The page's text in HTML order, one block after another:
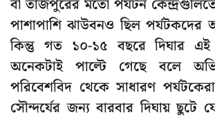
বা তাজপুরের মতো পর্যটন
পাশাপাশি ঝাউবনও ছিল পর্যটকদের
কিন্তু গত ১০-১৫ বছরে দিঘার এই
অনেকটাই পাল্টে গেছে বলে
পরিবেশবিদ থেকে সাধারণ
সৌন্দর্যের জন্য বারবার দিঘায় ছুটে